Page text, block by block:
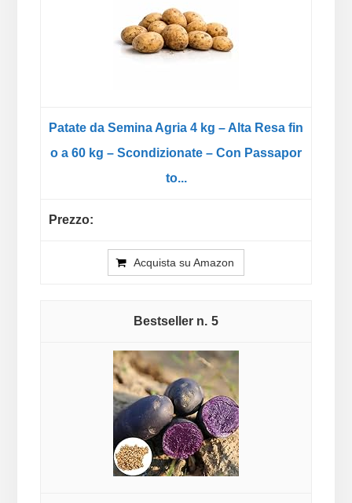
Patate da Semina Agria 4 kg – Alta Resa fin
o a 60 kg – Scondizionate – Con Passapor
to...
Acquista su Amazon
5